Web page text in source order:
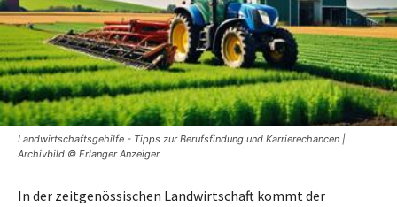
Landwirtschaftsgehilfe - Tipps zur Berufsfindung und Karrierechancen |
Archivbild © Erlanger Anzeiger
In der zeitgenössischen Landwirtschaft kommt der